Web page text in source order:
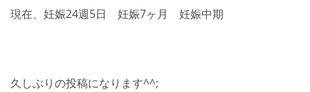
現在、妊娠24週5日 妊娠7ヶ月 妊娠中期
久しぶりの投稿になります^^;